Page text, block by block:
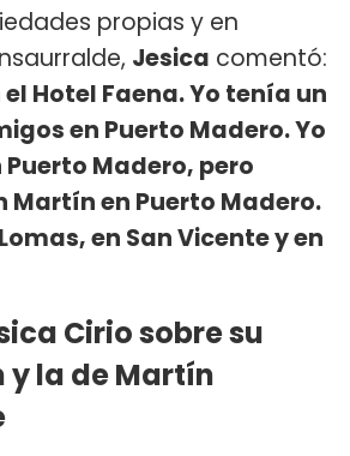
propias y en
Jesica comentó:
Hotel Faena. Yo tenía un
en Puerto Madero. Yo
Madero, pero
Martín en Puerto Madero.
en San Vicente y en
Cirio sobre su
la de Martín